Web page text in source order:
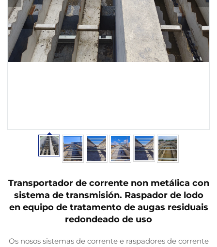
Transportador de corrente non metálica con
sistema de transmisión. Raspador de lodo
en equipo de tratamento de augas residuais
redondeado de uso
Os nosos sistemas de corrente e raspadores de corrente